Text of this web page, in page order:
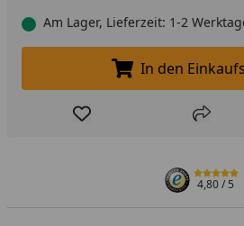
Am Lager, Lieferzeit: 1-2
In
In den
Produkt zur Teilen
4,80/ 5